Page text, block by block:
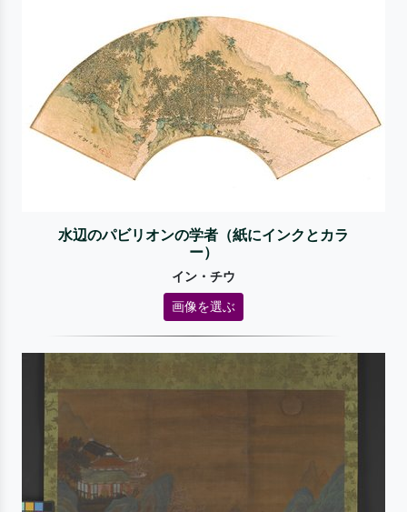
水辺のパビリオンの学者（紙にインクとカラ
ー）
イン・チウ
画像を選ぶ